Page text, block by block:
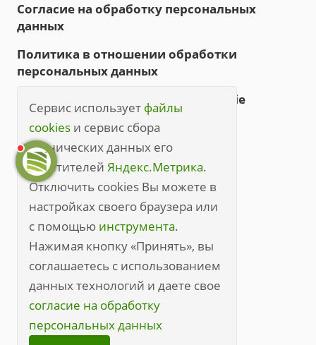
Сервис использует файлы
cookies и сервис сбора
технических данных его
посетителей Яндекс.Метрика.
Отключить cookies Вы можете в
настройках своего браузера или
с помощью инструмента.
Нажимая кнопку «Принять», вы
соглашаетесь с использованием
данных технологий и даете свое
согласие на обработку
персональных данных
Согласие на обработку персональных
данных
Политика в отношении обработки
персональных данных
Политика обработки файлов cookie
Правила посещения
Правила посещения (полные)
+7 (3842) 49-20-70
kem@medline.pro
650000, г. Кемерово, ул. Кирова, 45